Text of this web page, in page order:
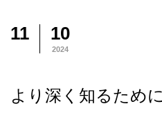
11 10
2024
より深く知るため